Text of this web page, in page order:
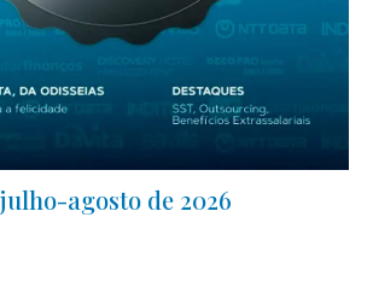
agosto de 2026